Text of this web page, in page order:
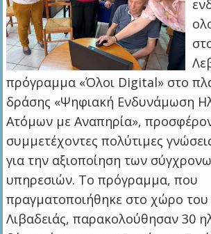
πρόγραμμα «Όλοι Digital» στο
δράσης «Ψηφιακή Ενδυνάμωση
Ατόμων με Αναπηρία»,
συμμετέχοντες πολύτιμες
για την αξιοποίηση των
υπηρεσιών. Τo πρόγραμμα, που
πραγματοποιήθηκε στο χώρο
Λιβαδειάς, παρακολούθησαν 30